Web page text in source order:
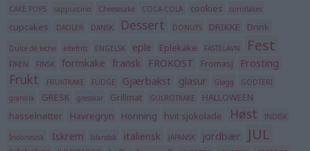
CAKE POPS cappuccino Cheesecake COCA-COLA cookies cornflakes
cupcakes DADLER DANSK Dessert DONUTS DRIKKE Drink
Dulce de leche eltefritt ENGELSK eple Eplekake FASTELAVN Fest
FIKEN FINSK formkake fransk FROKOST Fromasj Frosting
Frukt FRUKTKAKE FUDGE Gjærbakst glasur Gløgg
GODTERI
granola
GRESK gresskar Grillmat GULROTKAKE
HALLOWEEN
hasselnøtter
Havregryn Honning hvit sjokolade Høst INDISK
Indonesisk Iskrem Islandsk italiensk JAPANSK jordbær JUL